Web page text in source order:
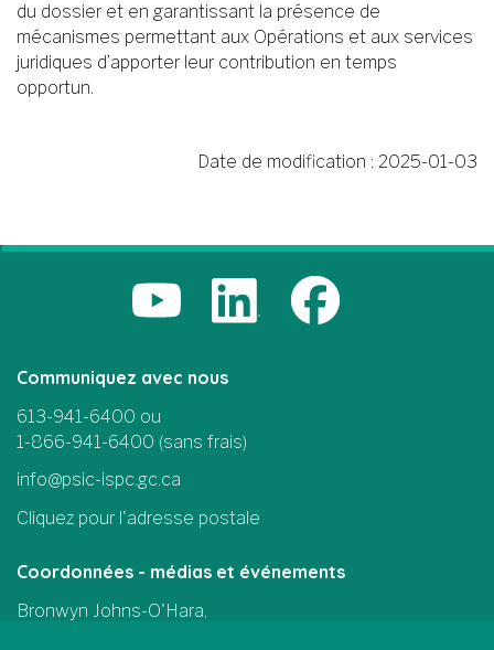
du dossier et en garantissant la présence de
mécanismes permettant aux Opérations et aux services
juridiques d’apporter leur contribution en temps
opportun.
Date de modification : 2025-01-03
Communiquez avec nous
613-941-6400 ou
1-866-941-6400 (sans frais)
info@psic-ispc.gc.ca
Cliquez pour l'adresse postale
Coordonnées - médias et événements
Bronwyn Johns-O'Hara,